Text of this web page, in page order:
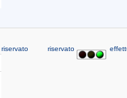
riservato riservato